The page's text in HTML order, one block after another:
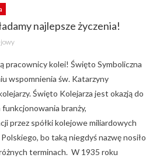
najlepsze życzenia!
pracownicy kolei! Święto Symboliczna
wspomnienia św. Katarzyny
Święto Kolejarza jest okazją do
branży,
przez spółki kolejowe miliardowych
bo taką niegdyś nazwę nosiło
terminach. W 1935 roku